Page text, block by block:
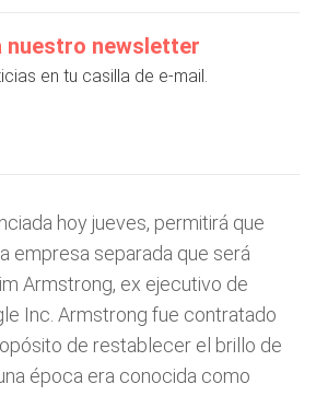
nuestro newsletter
en tu casilla de e-mail.
hoy jueves, permitirá que
empresa separada que será
Armstrong, ex ejecutivo de
Inc. Armstrong fue contratado
de restablecer el brillo de
época era conocida como